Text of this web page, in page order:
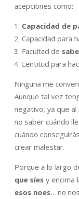
acepciones como:
Capacidad de
Capacidad para
Facultad de
Lentitud para
Ninguna me
Aunque tal vez
negativo, ya que
no saber cuándo
cuándo
crear malestar.
Porque a lo largo
que síes y encima
esos noes… no